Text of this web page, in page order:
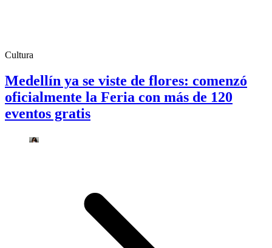
Cultura
Medellín ya se viste de flores: comenzó
oficialmente la Feria con más de 120
eventos gratis